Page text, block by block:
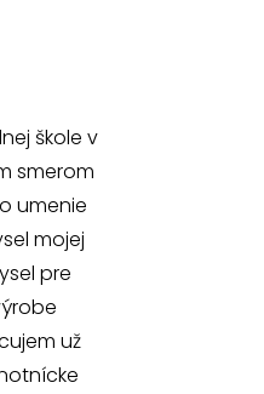
škole v
smerom
umenie
mojej
pre
už